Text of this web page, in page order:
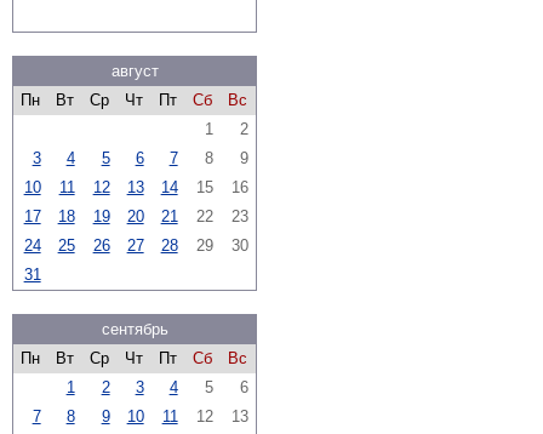
август
Пн
Вт Ср Чт Пт Сб
Вс
1
2
3
4 5 6 7 8
9
10
11 12 13 14 15
16
17
18 19 20 21 22
23
24
25 26 27 28 29
30
31
сентябрь
Пн
Вт Ср Чт Пт Сб
Вс
1
2 3 4 5
6
7
8 9 10 11 12
13